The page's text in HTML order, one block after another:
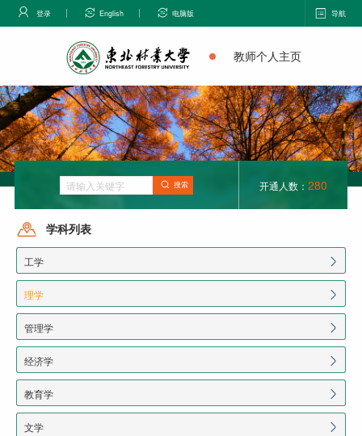
登录 English 电脑版 导航
教师个人主页
搜索 开通人数： 280
学科列表
工学
理学
管理学
经济学
教育学
文学